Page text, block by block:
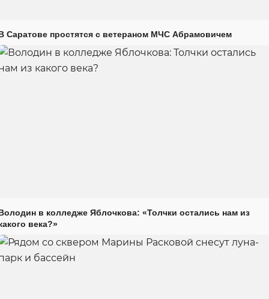
Саратове простятся с ветераном МЧС Абрамовичем
в колледже Яблочкова: «Толчки остались нам из
века?»